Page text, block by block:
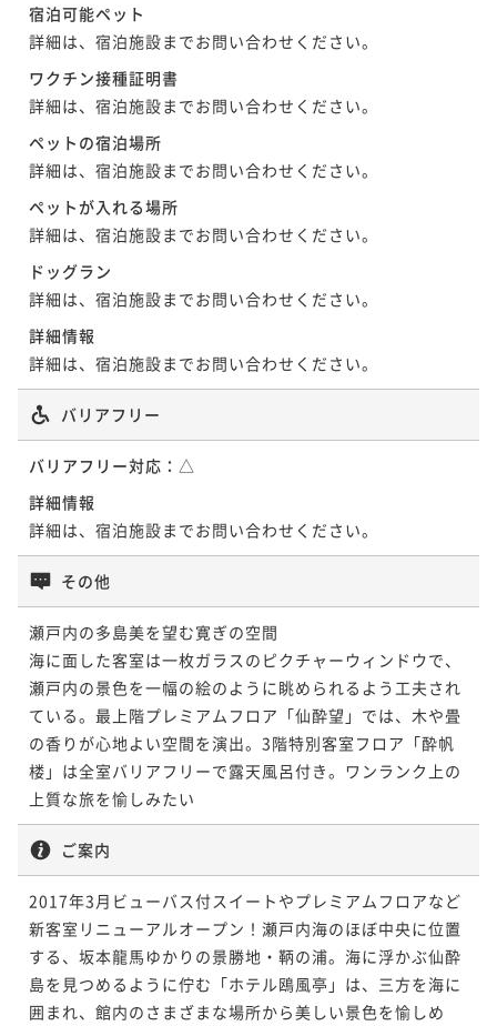
宿泊可能ペット
詳細は、宿泊施設までお問い合わせください。
ワクチン接種証明書
詳細は、宿泊施設までお問い合わせください。
ペットの宿泊場所
詳細は、宿泊施設までお問い合わせください。
ペットが入れる場所
詳細は、宿泊施設までお問い合わせください。
ドッグラン
詳細は、宿泊施設までお問い合わせください。
詳細情報
詳細は、宿泊施設までお問い合わせください。
バリアフリー
バリアフリー対応： △
詳細情報
詳細は、宿泊施設までお問い合わせください。
その他
瀬戸内の多島美を望む寛ぎの空間
海に面した客室は一枚ガラスのピクチャーウィンドウで、
瀬戸内の景色を一幅の絵のように眺められるよう工夫され
ている。最上階プレミアムフロア「仙酔望」では、木や畳
の香りが心地よい空間を演出。3階特別客室フロア「酔帆
楼」は全室バリアフリーで露天風呂付き。ワンランク上の
ご案内
2017年3月ビューバス付スイートやプレミアムフロアなど
新客室リニューアルオープン！瀬戸内海のほぼ中央に位置
する、坂本龍馬ゆかりの景勝地・鞆の浦。海に浮かぶ仙酔
島を見つめるように佇む「ホテル鴎風亭」は、三方を海に
囲まれ、館内のさまざまな場所から美しい景色を愉しめ